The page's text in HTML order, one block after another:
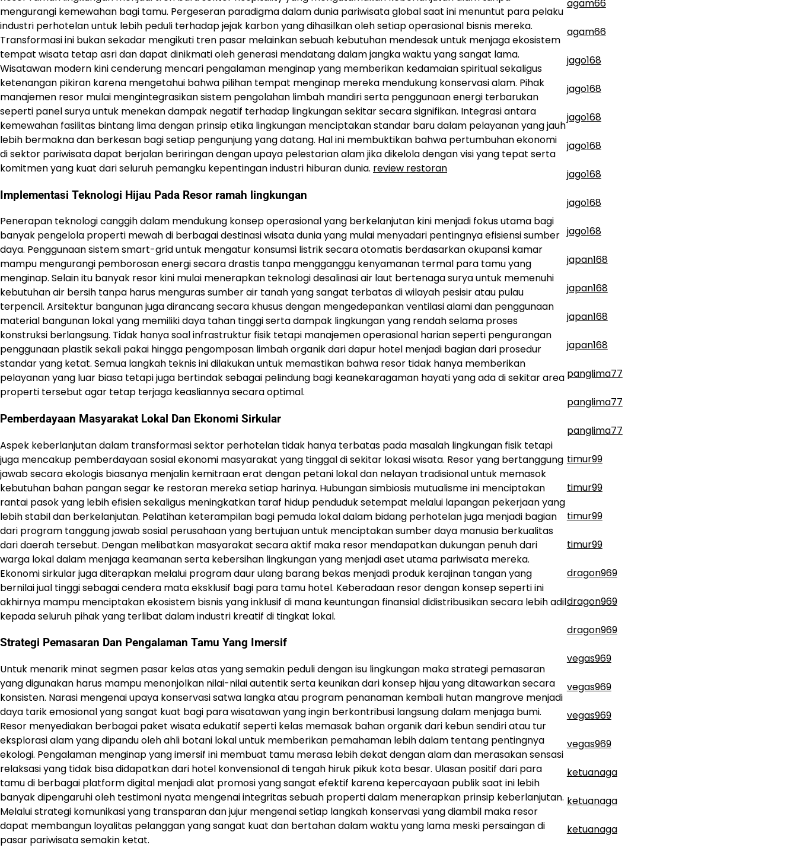
mengurangi kemewahan bagi tamu. Pergeseran paradigma dalam dunia pariwisata global saat ini menuntut para pelaku
industri perhotelan untuk lebih peduli terhadap jejak karbon yang dihasilkan oleh setiap operasional bisnis mereka.
Transformasi ini bukan sekadar mengikuti tren pasar melainkan sebuah kebutuhan mendesak untuk menjaga ekosistem
tempat wisata tetap asri dan dapat dinikmati oleh generasi mendatang dalam jangka waktu yang sangat lama.
Wisatawan modern kini cenderung mencari pengalaman menginap yang memberikan kedamaian spiritual sekaligus
ketenangan pikiran karena mengetahui bahwa pilihan tempat menginap mereka mendukung konservasi alam. Pihak
manajemen resor mulai mengintegrasikan sistem pengolahan limbah mandiri serta penggunaan energi terbarukan
seperti panel surya untuk menekan dampak negatif terhadap lingkungan sekitar secara signifikan. Integrasi antara
kemewahan fasilitas bintang lima dengan prinsip etika lingkungan menciptakan standar baru dalam pelayanan yang jauh
lebih bermakna dan berkesan bagi setiap pengunjung yang datang. Hal ini membuktikan bahwa pertumbuhan ekonomi
di sektor pariwisata dapat berjalan beriringan dengan upaya pelestarian alam jika dikelola dengan visi yang tepat serta
komitmen yang kuat dari seluruh pemangku kepentingan industri hiburan dunia. review restoran
Implementasi Teknologi Hijau Pada Resor ramah lingkungan
Penerapan teknologi canggih dalam mendukung konsep operasional yang berkelanjutan kini menjadi fokus utama bagi
banyak pengelola properti mewah di berbagai destinasi wisata dunia yang mulai menyadari pentingnya efisiensi sumber
daya. Penggunaan sistem smart-grid untuk mengatur konsumsi listrik secara otomatis berdasarkan okupansi kamar
mampu mengurangi pemborosan energi secara drastis tanpa mengganggu kenyamanan termal para tamu yang
menginap. Selain itu banyak resor kini mulai menerapkan teknologi desalinasi air laut bertenaga surya untuk memenuhi
kebutuhan air bersih tanpa harus menguras sumber air tanah yang sangat terbatas di wilayah pesisir atau pulau
terpencil. Arsitektur bangunan juga dirancang secara khusus dengan mengedepankan ventilasi alami dan penggunaan
material bangunan lokal yang memiliki daya tahan tinggi serta dampak lingkungan yang rendah selama proses
konstruksi berlangsung. Tidak hanya soal infrastruktur fisik tetapi manajemen operasional harian seperti pengurangan
penggunaan plastik sekali pakai hingga pengomposan limbah organik dari dapur hotel menjadi bagian dari prosedur
standar yang ketat. Semua langkah teknis ini dilakukan untuk memastikan bahwa resor tidak hanya memberikan
pelayanan yang luar biasa tetapi juga bertindak sebagai pelindung bagi keanekaragaman hayati yang ada di sekitar area
properti tersebut agar tetap terjaga keasliannya secara optimal.
Pemberdayaan Masyarakat Lokal Dan Ekonomi Sirkular
Aspek keberlanjutan dalam transformasi sektor perhotelan tidak hanya terbatas pada masalah lingkungan fisik tetapi
juga mencakup pemberdayaan sosial ekonomi masyarakat yang tinggal di sekitar lokasi wisata. Resor yang bertanggung
jawab secara ekologis biasanya menjalin kemitraan erat dengan petani lokal dan nelayan tradisional untuk memasok
kebutuhan bahan pangan segar ke restoran mereka setiap harinya. Hubungan simbiosis mutualisme ini menciptakan
rantai pasok yang lebih efisien sekaligus meningkatkan taraf hidup penduduk setempat melalui lapangan pekerjaan yang
lebih stabil dan berkelanjutan. Pelatihan keterampilan bagi pemuda lokal dalam bidang perhotelan juga menjadi bagian
dari program tanggung jawab sosial perusahaan yang bertujuan untuk menciptakan sumber daya manusia berkualitas
dari daerah tersebut. Dengan melibatkan masyarakat secara aktif maka resor mendapatkan dukungan penuh dari
warga lokal dalam menjaga keamanan serta kebersihan lingkungan yang menjadi aset utama pariwisata mereka.
Ekonomi sirkular juga diterapkan melalui program daur ulang barang bekas menjadi produk kerajinan tangan yang
bernilai jual tinggi sebagai cendera mata eksklusif bagi para tamu hotel. Keberadaan resor dengan konsep seperti ini
akhirnya mampu menciptakan ekosistem bisnis yang inklusif di mana keuntungan finansial didistribusikan secara lebih adil
kepada seluruh pihak yang terlibat dalam industri kreatif di tingkat lokal.
Strategi Pemasaran Dan Pengalaman Tamu Yang Imersif
Untuk menarik minat segmen pasar kelas atas yang semakin peduli dengan isu lingkungan maka strategi pemasaran
yang digunakan harus mampu menonjolkan nilai-nilai autentik serta keunikan dari konsep hijau yang ditawarkan secara
konsisten. Narasi mengenai upaya konservasi satwa langka atau program penanaman kembali hutan mangrove menjadi
daya tarik emosional yang sangat kuat bagi para wisatawan yang ingin berkontribusi langsung dalam menjaga bumi.
Resor menyediakan berbagai paket wisata edukatif seperti kelas memasak bahan organik dari kebun sendiri atau tur
eksplorasi alam yang dipandu oleh ahli botani lokal untuk memberikan pemahaman lebih dalam tentang pentingnya
ekologi. Pengalaman menginap yang imersif ini membuat tamu merasa lebih dekat dengan alam dan merasakan sensasi
relaksasi yang tidak bisa didapatkan dari hotel konvensional di tengah hiruk pikuk kota besar. Ulasan positif dari para
tamu di berbagai platform digital menjadi alat promosi yang sangat efektif karena kepercayaan publik saat ini lebih
banyak dipengaruhi oleh testimoni nyata mengenai integritas sebuah properti dalam menerapkan prinsip keberlanjutan.
Melalui strategi komunikasi yang transparan dan jujur mengenai setiap langkah konservasi yang diambil maka resor
dapat membangun loyalitas pelanggan yang sangat kuat dan bertahan dalam waktu yang lama meski persaingan di
pasar pariwisata semakin ketat.
agam66
agam66
jago168
jago168
jago168
jago168
jago168
jago168
jago168
japan168
japan168
japan168
japan168
panglima77
panglima77
panglima77
timur99
timur99
timur99
timur99
dragon969
dragon969
dragon969
vegas969
vegas969
vegas969
vegas969
ketuanaga
ketuanaga
ketuanaga